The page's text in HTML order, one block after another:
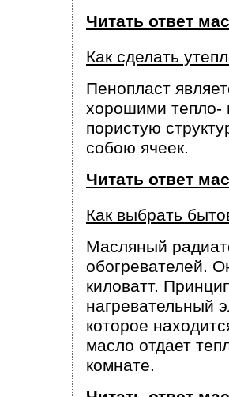
Читать ответ
Как сделать
Пенопласт
хорошими тепло-
пористую
собою ячеек.
Читать ответ
Как выбрать
Масляный
обогревателей.
киловатт.
нагревательный
которое
масло отдает
комнате.